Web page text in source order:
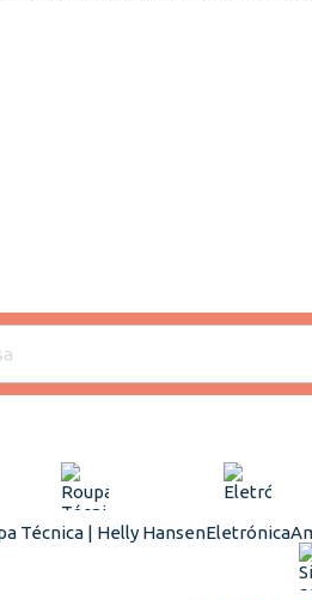
Técnica | Helly HansenEletrónica